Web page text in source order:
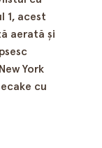
1, acest
aerată și
York
cu